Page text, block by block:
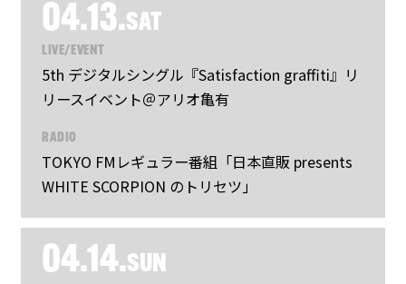
04.13.SAT
LIVE/EVENT
5th デジタルシングル『Satisfaction graffiti』リ
リースイベント＠アリオ亀有
RADIO
TOKYO FMレギュラー番組「日本直販 presents
WHITE SCORPION のトリセツ」
04.14.SUN